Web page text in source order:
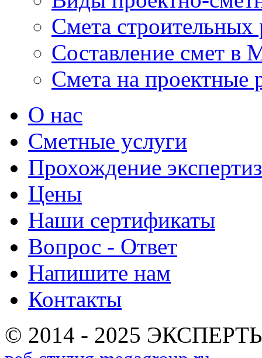
Смета строительных
Составление смет в
Смета на проектные
О нас
Сметные услуги
Прохождение
Цены
Наши сертификаты
Вопрос - Ответ
Напишите нам
Контакты
© 2014 - 2025